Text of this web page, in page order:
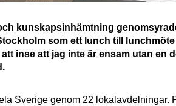
kunskapsinhämtning
som ett lunch till
inse att jag inte är ensam utan en
Sverige genom 22 lokalavdelningar.